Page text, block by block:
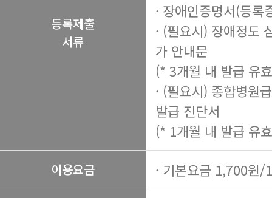
등록제출
서류
· 장애인증명서(등록
· (필요시) 장애정도
가 안내문
(* 3개월 내 발급 유
· (필요시) 종합병원
발급 진단서
(* 1개월 내 발급 유
이용요금 · 기본요금 1,700원